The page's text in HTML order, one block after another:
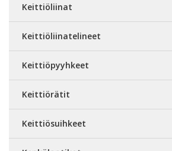
Keittiöliinat
Keittiöliinatelineet
Keittiöpyyhkeet
Keittiörätit
Keittiösuihkeet